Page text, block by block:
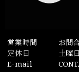
営業時間
お問
定休日
土曜
E-mail